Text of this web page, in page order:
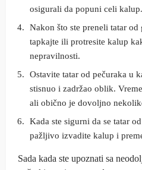
osigurali da popuni celi kalup.
Nakon što ste preneli tatar
tapkajte ili protresite kalup
nepravilnosti.
Ostavite tatar od pečuraka u
stisnuo i zadržao oblik.
ali obično je dovoljno
Kada ste sigurni da se tatar
pažljivo izvadite kalup i
Sada kada ste upoznati sa